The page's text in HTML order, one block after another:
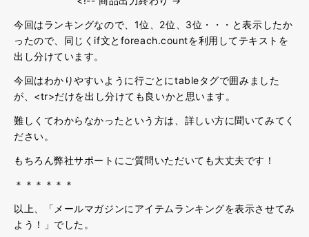
今回はランキングなので、1位、2位、3位・・・と表示したか
ったので、同じくif文とforeach.countを利用してテキストを
出し分けています。
今回はわかりやすいように行ごとにtableタグで囲みました
が、<tr>だけを出し分けても良いかと思います。
難しくてわからなかったという方は、詳しい方に聞いてみてく
ださい。
もちろん弊社サポートにご質問いただいても大丈夫です！
＊＊＊＊＊＊
以上、「メールマガジンにアイテムランキングを表示させてみ
よう！」でした。